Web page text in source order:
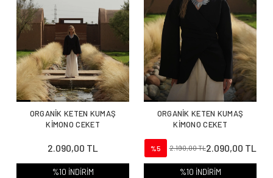
ORGANİK KETEN KUMAŞ
KİMONO CEKET
2.090,00 TL
%10 İNDİRİM
ORGANİK KETEN KUMAŞ
KİMONO CEKET
%5 2.190,00 TL2.090,00 TL
%10 İNDİRİM